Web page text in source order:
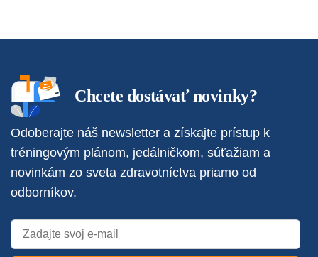
Chcete dostávať novinky?
Odoberajte náš newsletter a získajte prístup k
tréningovým plánom, jedálničkom, súťažiam a
novinkám zo sveta zdravotníctva priamo od
odborníkov.